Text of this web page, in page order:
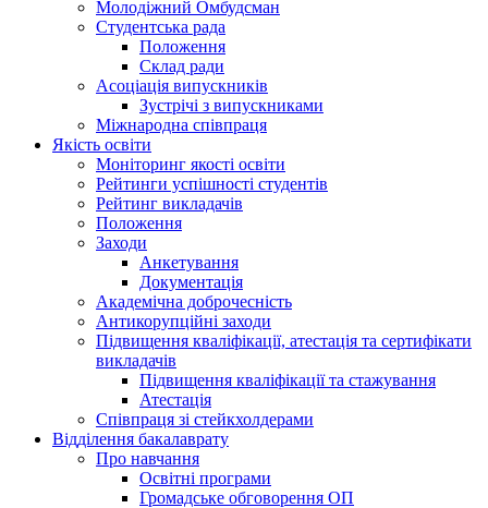
Молодіжний Омбудсман
Студентська рада
Положення
Склад ради
Асоціація випускників
Зустрічі з випускниками
Міжнародна співпраця
Якість освіти
Моніторинг якості освіти
Рейтинги успішності студентів
Рейтинг викладачів
Положення
Заходи
Анкетування
Документація
Академічна доброчесність
Антикорупційні заходи
Підвищення кваліфікації, атестація та сертифікати
викладачів
Підвищення кваліфікації та стажування
Атестація
Співпраця зі стейкхолдерами
Відділення бакалаврату
Про навчання
Освітні програми
Громадське обговорення ОП